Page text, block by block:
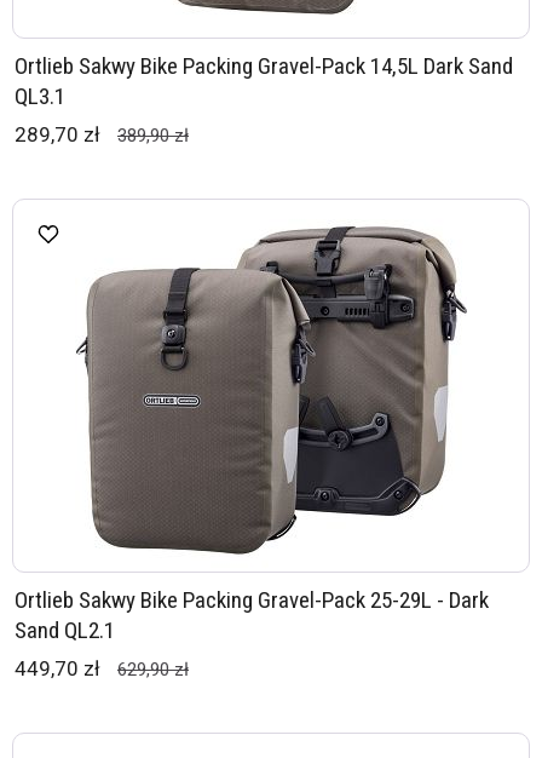
Ortlieb Sakwy Bike Packing Gravel-Pack 14,5L Dark Sand
QL3.1
289,70 zł 389,90 zł
Ortlieb Sakwy Bike Packing Gravel-Pack 25-29L - Dark
Sand QL2.1
449,70 zł 629,90 zł